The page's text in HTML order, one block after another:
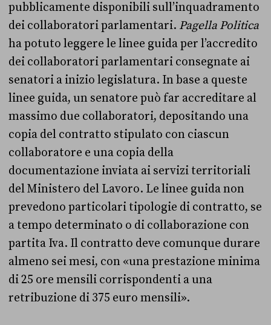
pubblicamente disponibili sull’inquadramento
dei collaboratori parlamentari. Pagella Politica
ha potuto leggere le linee guida per l’accredito
dei collaboratori parlamentari consegnate ai
senatori a inizio legislatura. In base a queste
linee guida, un senatore può far accreditare al
massimo due collaboratori, depositando una
copia del contratto stipulato con ciascun
collaboratore e una copia della
documentazione inviata ai servizi territoriali
del Ministero del Lavoro. Le linee guida non
prevedono particolari tipologie di contratto, se
a tempo determinato o di collaborazione con
partita Iva. Il contratto deve comunque durare
almeno sei mesi, con «una prestazione minima
di 25 ore mensili corrispondenti a una
retribuzione di 375 euro mensili».